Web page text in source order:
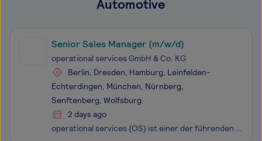
Automotive
Senior Sales Manager (m/w/d)
operational services GmbH & Co. KG
Berlin, Dresden, Hamburg, Leinfelden-
Echterdingen, München, Nürnberg,
Senftenberg, Wolfsburg
2 days ago
operational services (OS) ist einer der führenden ICT Service Provider im deutschen Markt und gilt als Backbone der Digitalisierung es Mittelstands. Sie ist die federführende, agile Einheit der Telekom Gruppe, um im deutschen Mittelstand die digitale Transformation nachhaltig zu beschleunigen. Mit ü